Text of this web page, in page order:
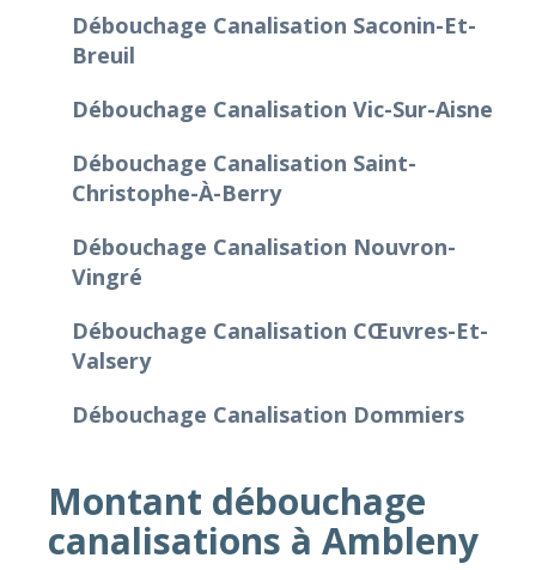
Débouchage Canalisation Saconin-Et-
Breuil
Débouchage Canalisation Vic-Sur-Aisne
Débouchage Canalisation Saint-
Christophe-À-Berry
Débouchage Canalisation Nouvron-
Vingré
Débouchage Canalisation Cœuvres-Et-
Valsery
Débouchage Canalisation Dommiers
Montant débouchage
canalisations à Ambleny